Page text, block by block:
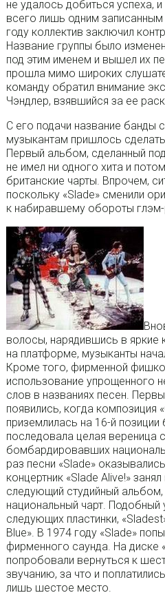
не удалось добиться успеха,
всего лишь одним
году коллектив заключил
Название группы было
под этим именем и вышел их
прошла мимо широких
команду обратил внимание
Чэндлер, взявшийся за ее
С его подачи название банды
музыкантам пришлось
Первый альбом, сделанный
не имел ни одного хита и
британские чарты. Впрочем,
поскольку «Slade» сменили
к набиравшему обороты
волосы, нарядившись в яркие
на платформе, музыканты
Кроме того, фирменной
использование упрощенного
слов в названиях песен.
появились, когда композиция
приземлилась на 16-й позиции
последовала целая вереница
бомбардировавших
раз песни «Slade»
концертник «Slade Alive!»
следующий студийный альбом,
национальный чарт. Подобный
следующих пластинки,
Blue». В 1974 году «Slade»
фирменного саунда. На диске
попробовали вернуться к
звучанию, за что и
лишь шестое место.